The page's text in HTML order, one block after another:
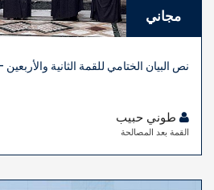
مجاني
نص البيان الختامي للقمة الثانية
القمة بعد المصالحة